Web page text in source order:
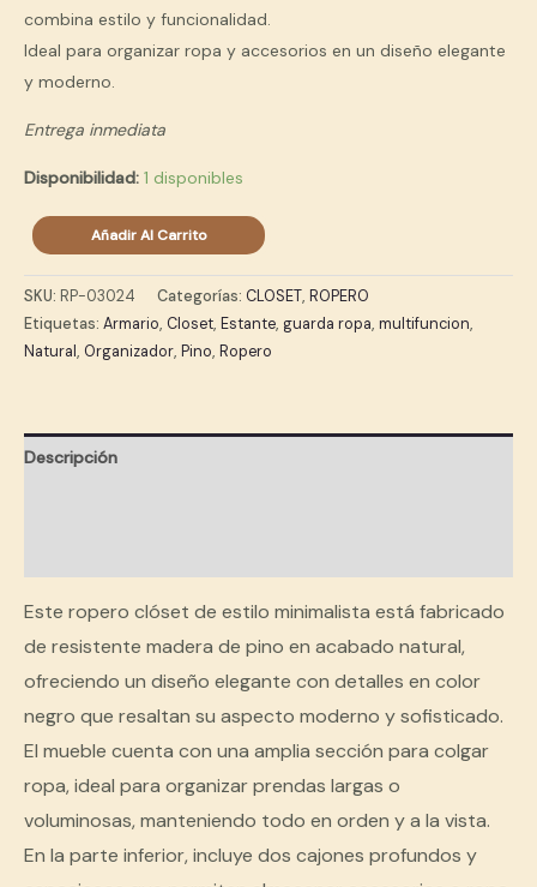
combina estilo y funcionalidad.
Ideal para organizar ropa y accesorios en un diseño elegante
y moderno.
Entrega inmediata
Disponibilidad: 1 disponibles
Ropero
Pino
Blackline
cantidad
Añadir Al Carrito
SKU: RP-03024 Categorías: CLOSET, ROPERO
Etiquetas: Armario, Closet, Estante, guarda ropa, multifuncion,
Natural , Organizador, Pino, Ropero
Descripción
Este ropero clóset de estilo minimalista está fabricado
de resistente madera de pino en acabado natural,
ofreciendo un diseño elegante con detalles en color
negro que resaltan su aspecto moderno y sofisticado.
El mueble cuenta con una amplia sección para colgar
ropa, ideal para organizar prendas largas o
voluminosas, manteniendo todo en orden y a la vista.
En la parte inferior, incluye dos cajones profundos y